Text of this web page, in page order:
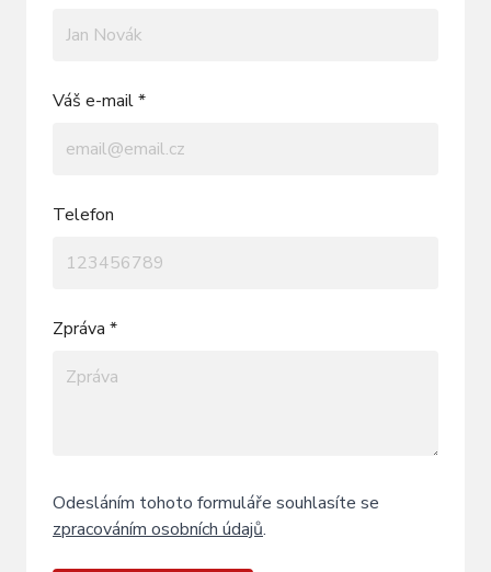
Váš e-mail *
Telefon
Zpráva *
Odesláním tohoto formuláře souhlasíte se
zpracováním osobních údajů.